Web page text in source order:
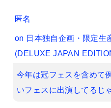
匿名
on 日本独自企画・限定生
(DELUXE JAPAN
今年は冠フェスを含めて
いフェスに出演してるじ